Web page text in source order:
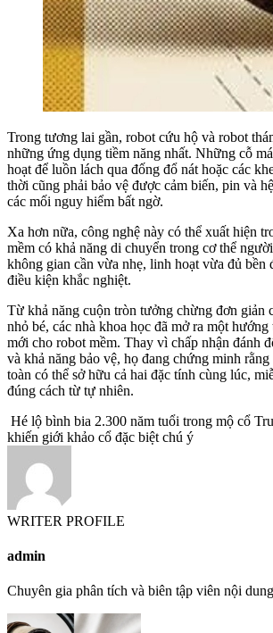
Trong tương lai gần, robot cứu hộ và robot
những ứng dụng tiềm năng nhất. Những cỗ
hoạt để luồn lách qua đống đổ nát hoặc các
thời cũng phải bảo vệ được cảm biến, pin và
các mối nguy hiểm bất ngờ.
Xa hơn nữa, công nghệ này có thể xuất hiện
mềm có khả năng di chuyển trong cơ thể
không gian cần vừa nhẹ, linh hoạt vừa đủ bền
điều kiện khắc nghiệt.
Từ khả năng cuộn tròn tưởng chừng đơn giản
nhỏ bé, các nhà khoa học đã mở ra một hướng
mới cho robot mềm. Thay vì chấp nhận đánh
và khả năng bảo vệ, họ đang chứng minh
toàn có thể sở hữu cả hai đặc tính cùng lúc,
đúng cách từ tự nhiên.
Hé lộ bình bia 2.300 năm tuổi trong mộ cổ
khiến giới khảo cổ đặc biệt chú ý
WRITER PROFILE
admin
Chuyên gia phân tích và biên tập viên nội